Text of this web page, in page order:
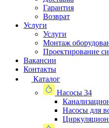
Гарантия
Возврат
Услуги
Услуги
Монтаж
Проектирование
Вакансии
Контакты
Каталог
Насосы 34
Насосы для